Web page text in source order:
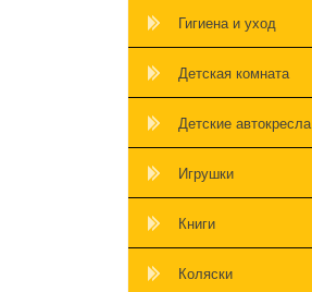
Гигиена и уход
Детская комната
Детские автокресла
Игрушки
Книги
Коляски